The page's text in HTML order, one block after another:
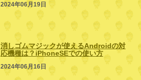
2024年06月19日
消しゴムマジックが使えるAndroidの対
応機種は？iPhoneSEでの使い方
2024年06月16日